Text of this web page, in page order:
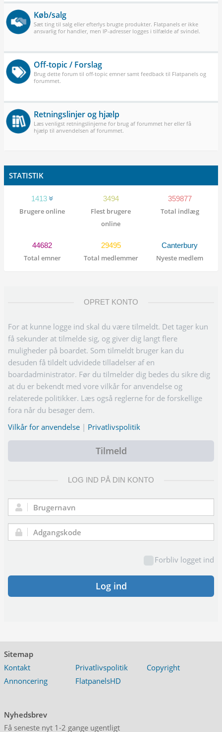
Køb/salg
Sæt ting til salg eller efterlys brugte produkter. Flatpanels er ikke
ansvarlig for handler, men IP-adresser logges i tilfælde af svindel.
Off-topic / Forslag
Brug dette forum til off-topic emner samt feedback til Flatpanels og
forummet.
Retningslinjer og hjælp
Læs venligst retningslinjerne for brug af forummet her eller få
hjælp til anvendelsen af forummet.
STATISTIK
1413
Brugere online
3494
Flest brugere
online
359877
Total indlæg
44682
Total emner
29495
Total medlemmer
Canterbury
Nyeste medlem
OPRET KONTO
For at kunne logge ind skal du være tilmeldt. Det tager kun
få sekunder at tilmelde sig, og giver dig langt flere
muligheder på boardet. Som tilmeldt bruger kan du
desuden få tildelt udvidede tilladelser af en
boardadministrator. Før du tilmelder dig bedes du sikre dig
at du er bekendt med vore vilkår for anvendelse og
relaterede politikker. Læs også reglerne for de forskellige
fora når du besøger dem.
Vilkår for anvendelse | Privatlivspolitik
Tilmeld
LOG IND PÅ DIN KONTO
Brugernavn:
Adgangskode:
Forbliv logget ind
Log ind
Sitemap
Kontakt
Privatlivspolitik
Copyright
Annoncering
FlatpanelsHD
Nyhedsbrev
Få seneste nyt 1-2 gange ugentligt